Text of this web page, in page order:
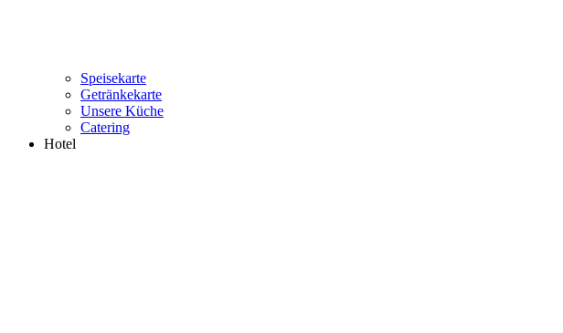
Speisekarte
Getränkekarte
Unsere Küche
Catering
Hotel